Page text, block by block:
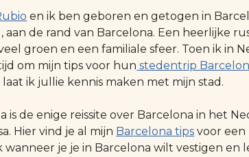
en ik ben geboren en getogen in
aan de rand van Barcelona. Een heerlijke
groen en een familiale sfeer. Toen ik in
om mijn tips voor hun stedentrip
ik jullie kennis maken met mijn stad.
is de enige reissite over Barcelona in het
Hier vind je al mijn Barcelona tips voor
wanneer je je in Barcelona wilt vestigen